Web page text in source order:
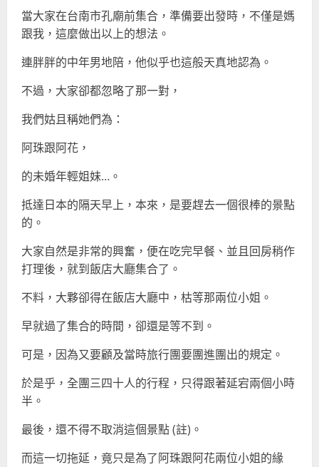
當大家在台南市孔廟前集合，準備要出發時，不僅是媽
跟我，這麼做出以上的想法。
連胖胖的中年男地陪，他似乎也這般天真地認為。
不過，大家卻都忽略了那一對，
我們姑且稱她們為：
阿珠跟阿花，
的未婚年輕姐妹…。
抵達日本的隔天早上，本來，是要趕去一個很棒的景點
的。
大家自然是非常的興奮，便在吃完早餐、並且回房稍作
打理後，就到飯店大廳集合了。
不料，大夥卻得在飯店大廳中，枯等那兩位小姐。
早就過了集合的時間，卻還是等不到。
可是，因為又要顧及當時旅行團要團進團出的規定。
於是乎，全團三四十人的行程，只得跟著延宕兩個小時
半。
最後，還不得不取消這個景點 (註)。
而這一切拖延，竟只是為了阿珠跟阿花兩位小姐的緣